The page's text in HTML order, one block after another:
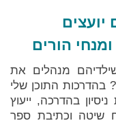
הורים
מנהלים את
התוכן שלי
מ- 30 שנות ניסיון בהדרכה, ייעוץ
שיטה וכתיבת ספר